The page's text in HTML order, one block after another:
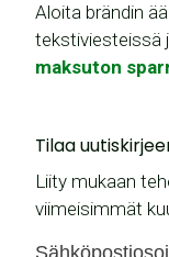
Aloita brändin
tekstiviesteissä
maksuton
Tilaa
Liity mukaan
viimeisimmät